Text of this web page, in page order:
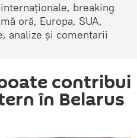
breaking
oră, Europa, SUA,
analize și comentarii
contribui
în Belarus